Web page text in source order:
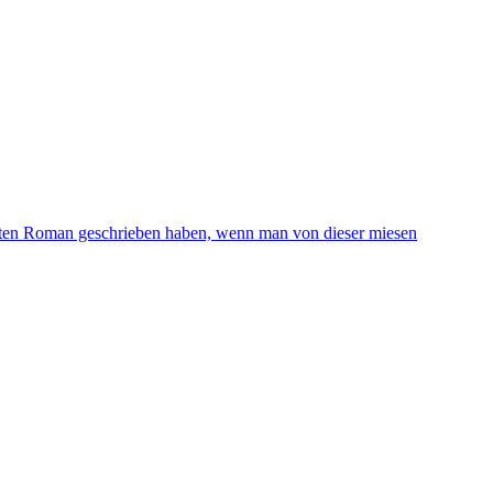
Roman geschrieben haben, wenn man von dieser miesen